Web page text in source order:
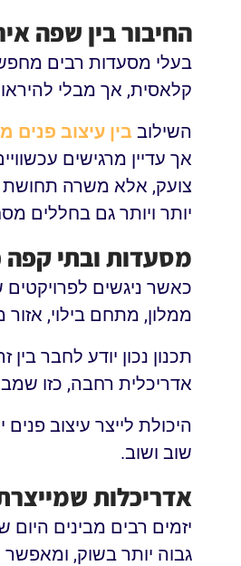
החיבור בין שפה
בעלי מסעדות רבים
קלאסית, אך מבלי
השילוב בין עיצוב פנים
אך עדיין מרגישים
צועק, אלא משרה תחושת
יותר ויותר גם בחללים
מסעדות ובתי
כאשר ניגשים
ממלון, מתחם בילוי, אזור
תכנון נכון יודע לחבר
אדריכלית רחבה, כזו
היכולת לייצר עיצוב
שוב ושוב.
אדריכלות
יזמים רבים מבינים
גבוה יותר בשוק,